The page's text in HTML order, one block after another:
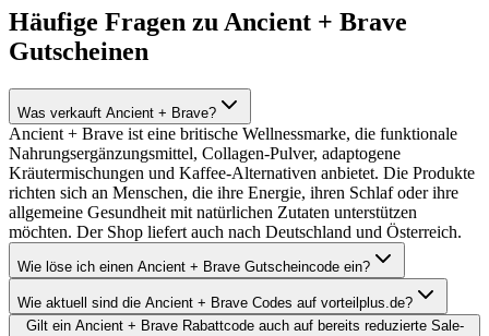
Häufige Fragen zu Ancient + Brave
Gutscheinen
Was verkauft Ancient + Brave?
Ancient + Brave ist eine britische Wellnessmarke, die funktionale
Nahrungsergänzungsmittel, Collagen-Pulver, adaptogene
Kräutermischungen und Kaffee-Alternativen anbietet. Die Produkte
richten sich an Menschen, die ihre Energie, ihren Schlaf oder ihre
allgemeine Gesundheit mit natürlichen Zutaten unterstützen
möchten. Der Shop liefert auch nach Deutschland und Österreich.
Wie löse ich einen Ancient + Brave Gutscheincode ein?
Wie aktuell sind die Ancient + Brave Codes auf vorteilplus.de?
Gilt ein Ancient + Brave Rabattcode auch auf bereits reduzierte Sale-